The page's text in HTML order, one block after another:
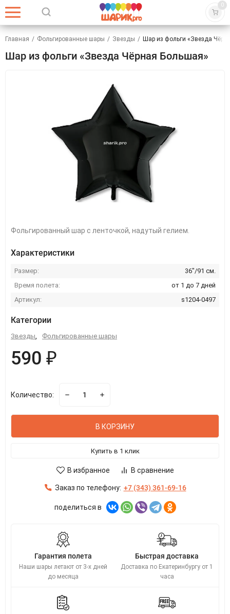
0
Главная / Фольгированные шары / Звезды / Шар из фольги «Звезда
Шар из фольги «Звезда Чёрная Большая»
Фольгированный шар с ленточкой, надутый гелием.
Характеристики
Размер:
36"/91 см.
Время полета:
от 1 до 7 дней
Артикул:
s1204-0497
Категории
Звезды, Фольгированные шары
590 ₽
Количество:
В КОРЗИНУ
Купить в 1 клик
В избранное В сравнение
Заказ по телефону: +7 (343) 361-69-16
поделиться в
Гарантия полета
Наши шары летают от 3-х дней
до месяца
Быстрая доставка
Доставка по Екатеринбургу от 1
часа